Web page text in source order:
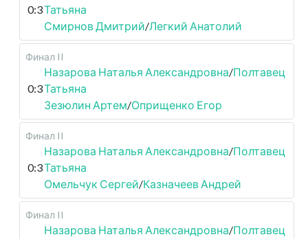
0:3Татьяна
Смирнов Дмитрий/Легкий Анатолий
Финал II
0:3
Назарова Наталья Александровна/Полтавец
Татьяна
Зезюлин Артем/Оприщенко Егор
Финал II
0:3
Назарова Наталья Александровна/Полтавец
Татьяна
Омельчук Сергей/Казначеев Андрей
Финал II
Назарова Наталья Александровна/Полтавец